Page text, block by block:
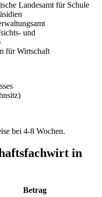
Landesamt für Schule
und
für Wirtschaft
bei 4-8 Wochen.
in
Betrag